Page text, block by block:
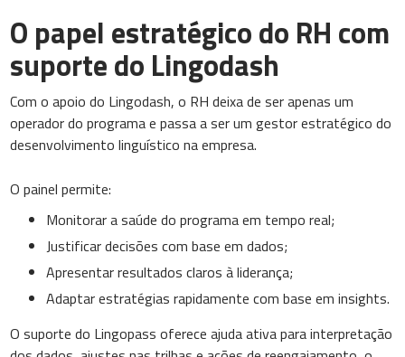
O papel estratégico do RH com
suporte do Lingodash
Com o apoio do Lingodash, o RH deixa de ser apenas um
operador do programa e passa a ser um gestor estratégico do
desenvolvimento linguístico na empresa.
O painel permite:
Monitorar a saúde do programa em tempo real;
Justificar decisões com base em dados;
Apresentar resultados claros à liderança;
Adaptar estratégias rapidamente com base em insights.
O suporte do Lingopass oferece ajuda ativa para interpretação